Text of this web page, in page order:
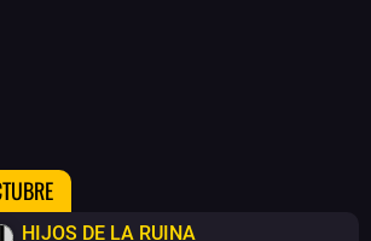
HIJOS DE LA RUINA